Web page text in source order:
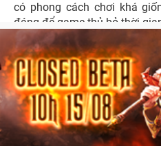
có phong cách chơi khá
đáng để game thủ bỏ thời